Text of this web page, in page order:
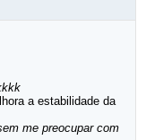
a estabilidade da
me preocupar com